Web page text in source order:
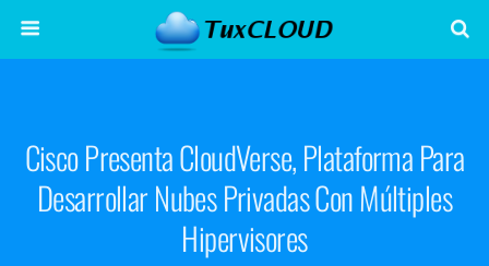
Cisco Presenta CloudVerse, Plataforma Para
Desarrollar Nubes Privadas Con Múltiples
Hipervisores